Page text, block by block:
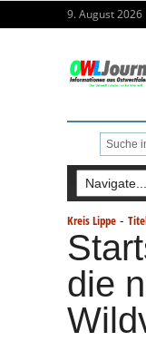
9. August 2026
Kreis Lippe -
die